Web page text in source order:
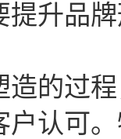
提升品
造的过
户认可